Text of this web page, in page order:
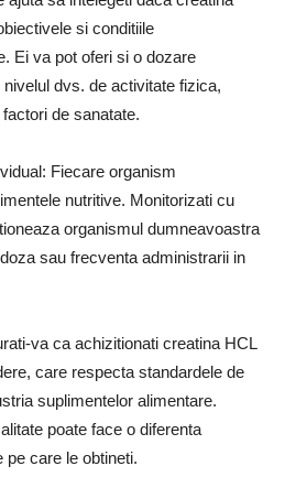
si conditiile
Ei va pot oferi si o dozare
dvs. de activitate fizica,
de sanatate.
Fiecare organism
nutritive. Monitorizati cu
organismul dumneavoastra
sau frecventa administrarii in
va ca achizitionati creatina HCL
care respecta standardele de
suplimentelor alimentare.
poate face o diferenta
care le obtineti.